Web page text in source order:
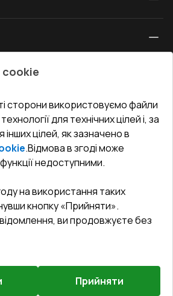
вікнавул. Келецька 60 кв. 61
Всі права захищені.
cookie
сторони використовуємо файли
для технічних цілей і, за
цілей, як зазначено в
.Відмова в згоді може
недоступними.
на використання таких
кнопку «Прийняти».
ви продовжуєте без
Прийняти